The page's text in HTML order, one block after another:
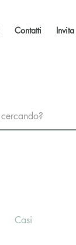
Contatti
Casi